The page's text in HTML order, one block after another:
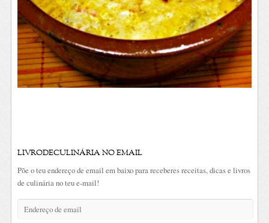
LIVRODECULINÁRIA NO EMAIL
Põe o teu endereço de email em baixo para receberes receitas, dicas e livros
de culinária no teu e-mail!
Endereço